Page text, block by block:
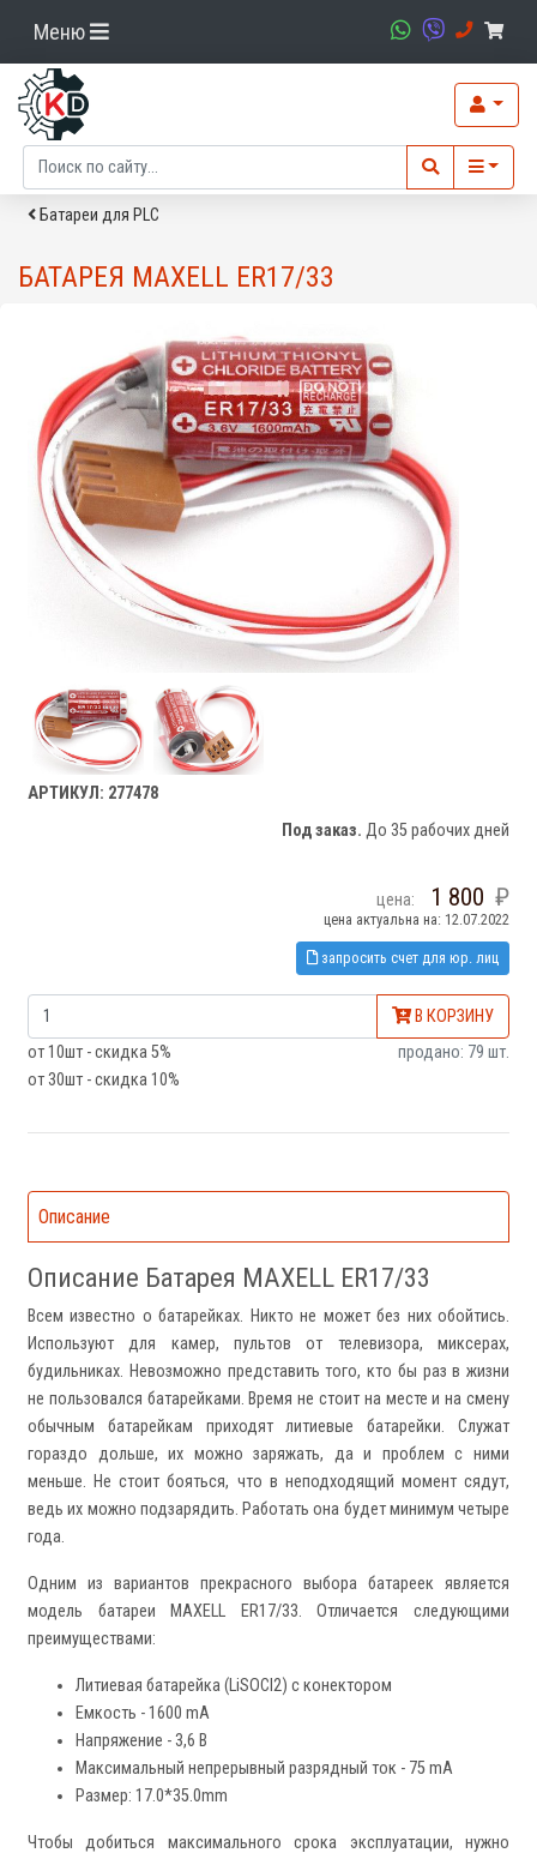
Меню
Батареи для PLC
БАТАРЕЯ MAXELL ER17/33
АРТИКУЛ: 277478
Под заказ. До 35 рабочих дней
цена: 1 800
цена актуальна на: 12.07.2022
запросить счет для юр. лиц
В КОРЗИНУ
от 10шт - скидка 5%
от 30шт - скидка 10%
продано: 79 шт.
Описание
Описание Батарея MAXELL ER17/33
Всем известно о батарейках. Никто не может без них обойтись.
Используют для камер, пультов от телевизора, миксерах,
будильниках. Невозможно представить того, кто бы раз в жизни
не пользовался батарейками. Время не стоит на месте и на смену
обычным батарейкам приходят литиевые батарейки. Служат
гораздо дольше, их можно заряжать, да и проблем с ними
меньше. Не стоит бояться, что в неподходящий момент сядут,
ведь их можно подзарядить. Работать она будет минимум четыре
года.
Одним из вариантов прекрасного выбора батареек является
модель батареи MAXELL ER17/33. Отличается следующими
преимуществами:
Литиевая батарейка (LiSOCl2) с конектором
Емкость - 1600 mA
Напряжение - 3,6 В
Максимальный непрерывный разрядный ток - 75 mA
Размер: 17.0*35.0mm
Чтобы добиться максимального срока эксплуатации, нужно